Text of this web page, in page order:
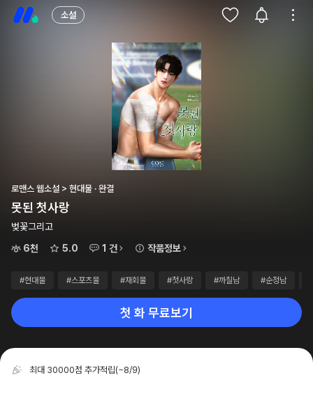
소설
로맨스 웹소설 > 현대물 · 완결
못된 첫사랑
벚꽃그리고
6천
5.0 1 건 작품정보
#현대물 #스포츠물 #재회물 #첫사랑 #까칠남 #순정남
첫 화 무료보기
최대 30000점 추가적립(~8/9)